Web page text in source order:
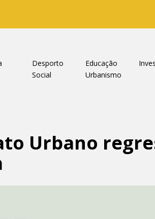
Desporto Educação
Social Urbanismo
Urbano